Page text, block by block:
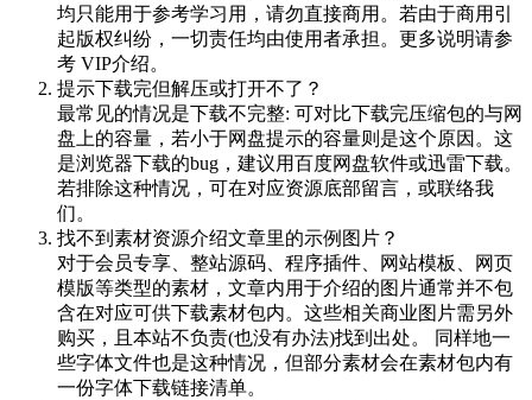
均只能用于参考学习用，请勿直接商用。若由于商用引
起版权纠纷，一切责任均由使用者承担。更多说明请参
考 VIP介绍。
提示下载完但解压或打开不了？
最常见的情况是下载不完整: 可对比下载完压缩包的与网
盘上的容量，若小于网盘提示的容量则是这个原因。这
是浏览器下载的bug，建议用百度网盘软件或迅雷下载。
若排除这种情况，可在对应资源底部留言，或联络我
们。
找不到素材资源介绍文章里的示例图片？
对于会员专享、整站源码、程序插件、网站模板、网页
模版等类型的素材，文章内用于介绍的图片通常并不包
含在对应可供下载素材包内。这些相关商业图片需另外
购买，且本站不负责(也没有办法)找到出处。 同样地一
些字体文件也是这种情况，但部分素材会在素材包内有
一份字体下载链接清单。